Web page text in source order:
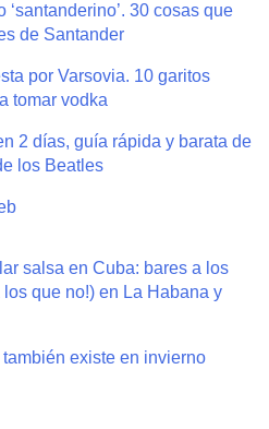
‘santanderino’. 30 cosas que
de Santander
por Varsovia. 10 garitos
tomar vodka
2 días, guía rápida y barata de
los Beatles
salsa en Cuba: bares a los
los que no!) en La Habana y
existe en invierno